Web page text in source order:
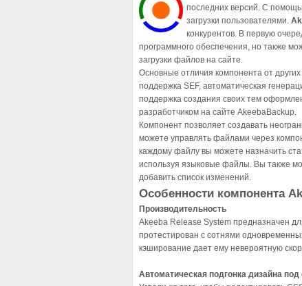
последних версий. С
загрузки пользователями.
конкурентов. В первую
программного обеспечения, но также
загрузки файлов на сайте.
Основные отличия компонента от
поддержка SEF, автоматическая
поддержка создания своих тем
разработчиком на сайте AkeebaBackup.
Компонент позволяет создавать
можете управлять файлами через
каждому файлу вы можете назначить
используя языковые файлы. Вы также
добавить список изменений.
Особенности компонента
Производительность
Akeeba Release System предназначен
протестирован с сотнями
кэширование дает ему невероятную
Автоматическая подгонка дизайна под